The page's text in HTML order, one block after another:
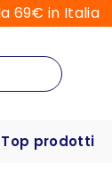
69€ in Italia
Top prodotti